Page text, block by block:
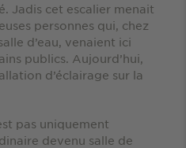
Jadis cet escalier menait
personnes qui, chez
d’eau, venaient ici
publics. Aujourd’hui,
d’éclairage sur la
pas uniquement
devenu salle de